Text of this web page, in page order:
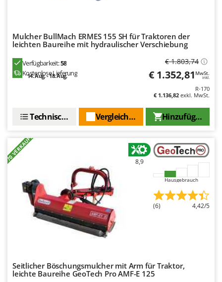
Redback
Resto Italia
Ribimex
Ripartrak
Rossofuoco
Ryobi
S.T.P.
Seven Italy
Mulcher BullMach ERMES 155 SH für Traktoren der
leichten Baureihe mit hydraulischer Verschiebung
Verfügbarkeit:58
Kostenlose Lieferung
14. Aug. - 18. Aug.
€ 1.803,74
€ 1.352,81 MwSt.
inkl.
R-170
€ 1.136,82 exkl. MwSt.
Hinzufügen
Vergleichen Sie
Technische Daten
+70 VERKAUFT 8,9
Hausgebrauch
(6) 4,42/5
Seitlicher Böschungsmulcher mit Arm für Traktor,
leichte Baureihe GeoTech Pro AMF-E 125